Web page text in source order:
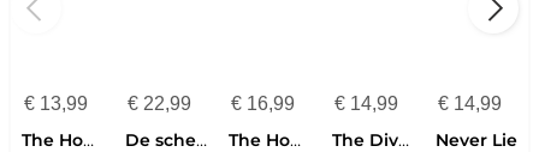
€13,99
The Housemaid's Wedding
€22,99
De scheiding
€ 16,99
The Housemaid's Secret
€ 14,99
The Divorce
€ 14,99
Never Lie